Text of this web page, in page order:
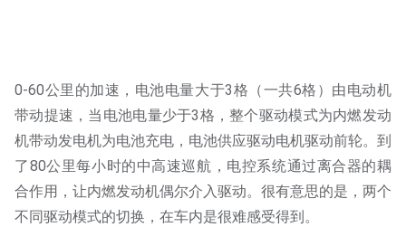
0-60公里的加速，电池电量大于3格（一共6格）由电动机
带动提速，当电池电量少于3格，整个驱动模式为内燃发动
机带动发电机为电池充电，电池供应驱动电机驱动前轮。到
了80公里每小时的中高速巡航，电控系统通过离合器的耦
合作用，让内燃发动机偶尔介入驱动。很有意思的是，两个
不同驱动模式的切换，在车内是很难感受得到。